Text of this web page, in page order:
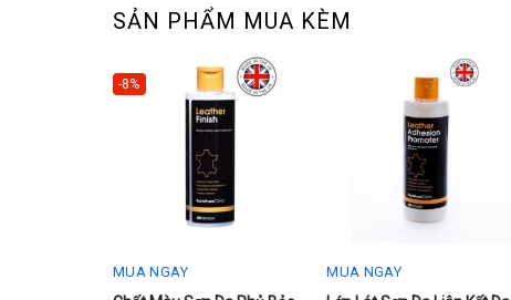
SẢN PHẨM MUA KÈM
-8%
MUA NGAY MUA NGAY